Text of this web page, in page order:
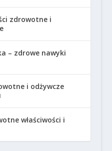
zdrowotne i
– zdrowe nawyki
i odżywcze
właściwości i